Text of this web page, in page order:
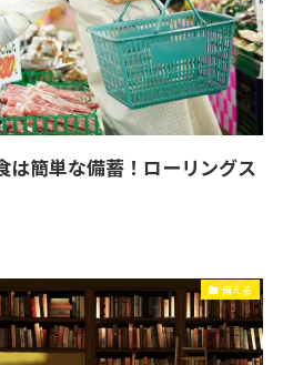
は簡単な備蓄！ローリングス
備える